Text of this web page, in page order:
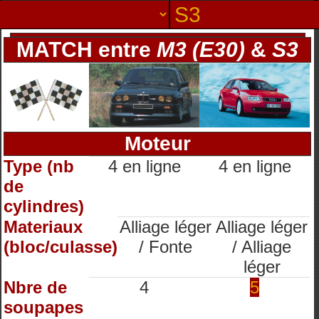
MATCH entreM3 (E30) &S3
Moteur
Type (nb
de
cylindres)
4 en ligne 4 en ligne
Materiaux
(bloc/culasse)
Alliage léger
/ Fonte
Alliage léger
/ Alliage
léger
Nbre de
soupapes
4 5